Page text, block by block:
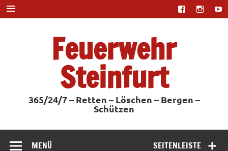
Zum
Inhalt
springen
Feuerwehr
Steinfurt
365/24/7 – Retten – Löschen – Bergen –
Schützen
SEITENLEISTE
MENÜ